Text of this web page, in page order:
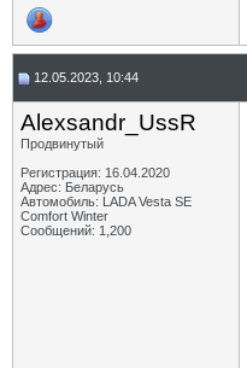
12.05.2023, 10:44
Alexsandr_UssR
Продвинутый
Регистрация: 16.04.2020
Адрес: Беларусь
Автомобиль: LADA Vesta SE
Comfort Winter
Сообщений: 1,200